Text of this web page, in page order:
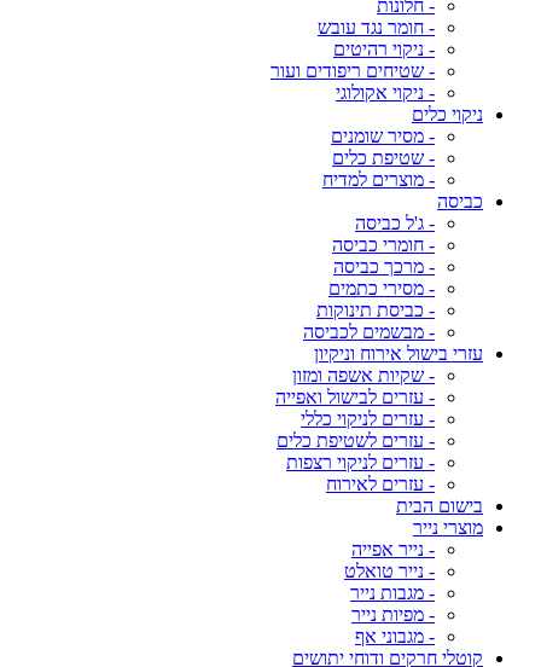
- חלונות
- חומר נגד עובש
- ניקוי רהיטים
- שטיחים ריפודים ועור
- ניקוי אקולוגי
ניקוי כלים
- מסיר שומנים
- שטיפת כלים
- מוצרים למדיח
כביסה
- ג'ל כביסה
- חומרי כביסה
- מרכך כביסה
- מסירי כתמים
- כביסת תינוקות
- מבשמים לכביסה
עזרי בישול אירוח וניקיון
- שקיות אשפה ומזון
- עזרים לבישול ואפייה
- עזרים לניקוי כללי
- עזרים לשטיפת כלים
- עזרים לניקוי רצפות
- עזרים לאירוח
בישום הבית
מוצרי נייר
- נייר אפייה
- נייר טואלט
- מגבות נייר
- מפיות נייר
- מגבוני אף
קוטלי חרקים ודוחי יתושים